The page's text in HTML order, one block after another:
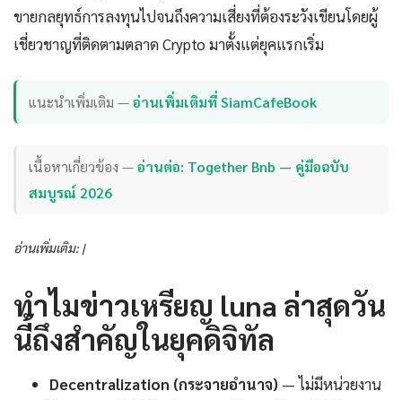
ขายกลยุทธ์การลงทุนไปจนถึงความเสี่ยงที่ต้องระวังเขียนโดยผู้
เชี่ยวชาญที่ติดตามตลาด Crypto มาตั้งแต่ยุคแรกเริ่ม
แนะนำเพิ่มเติม —อ่านเพิ่มเติมที่ SiamCafeBook
เนื้อหาเกี่ยวข้อง —อ่านต่อ: Together Bnb — คู่มือฉบับ
สมบูรณ์ 2026
อ่านเพิ่มเติม: |
ทำไมข่าวเหรียญ luna ล่าสุดวัน
นี้ถึงสำคัญในยุคดิจิทัล
Decentralization (กระจายอำนาจ) — ไม่มีหน่วยงาน